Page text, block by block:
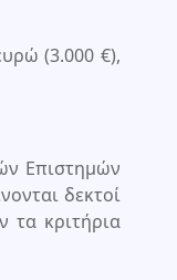
(3.000 €),
Επιστημών
δεκτοί
τα κριτήρια